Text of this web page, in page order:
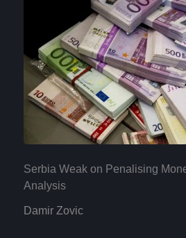
Serbia Weak on Penalising
Analysis
Damir Zovic